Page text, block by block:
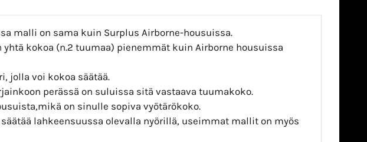
malli on sama kuin Surplus Airborne-housuissa.
kokoa (n.2 tuumaa) pienemmät kuin Airborne housuissa
jolla voi kokoa säätää.
perässä on suluissa sitä vastaava tuumakoko.
on sinulle sopiva vyötärökoko.
lahkeensuussa olevalla nyörillä, useimmat mallit on myös